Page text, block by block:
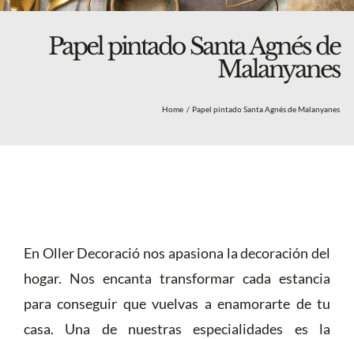
NosotrosPapel pintado Santa Agnés de
Malanyanes
Home Papel pintado Santa Agnés de Malanyanes
En Oller Decoració nos apasiona la decoración del
hogar. Nos encanta transformar cada estancia
para conseguir que vuelvas a enamorarte de tu
casa. Una de nuestras especialidades es la